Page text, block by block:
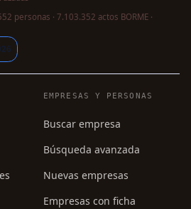
personas · 7.103.352 actos BORME ·
pie de página
EMPRESAS Y PERSONAS
Buscar empresa
Búsqueda avanzada
Nuevas empresas
Empresas con ficha